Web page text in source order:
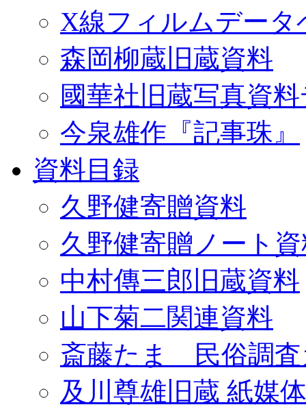
X線フィルムデータ
森岡柳蔵旧蔵資料
國華社旧蔵写真資
今泉雄作『記事珠』
資料目録
久野健寄贈資料
久野健寄贈ノート
中村傳三郎旧蔵資料
山下菊二関連資料
斎藤たま 民俗調査
及川尊雄旧蔵 紙媒